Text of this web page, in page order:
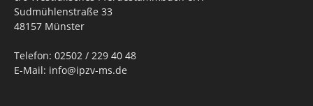
Sudmühlenstraße 33
48157 Münster
Telefon: 02502 / 229 40 48
E-Mail: info@ipzv-ms.de